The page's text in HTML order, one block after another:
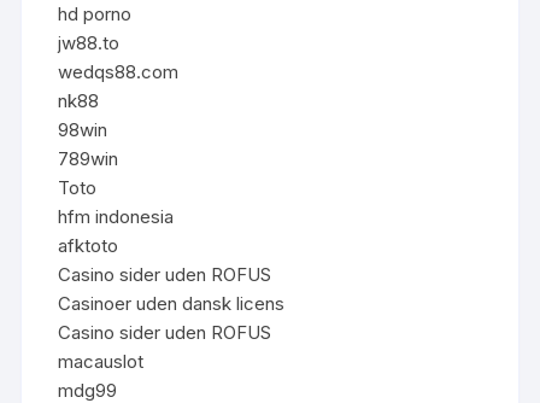
hd porno
jw88.to
wedqs88.com
nk88
98win
789win
Toto
hfm indonesia
afktoto
Casino sider uden ROFUS
Casinoer uden dansk licens
Casino sider uden ROFUS
macauslot
mdg99